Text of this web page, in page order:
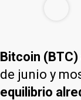
Bitcoin (BTC)
de junio y
equilibrio